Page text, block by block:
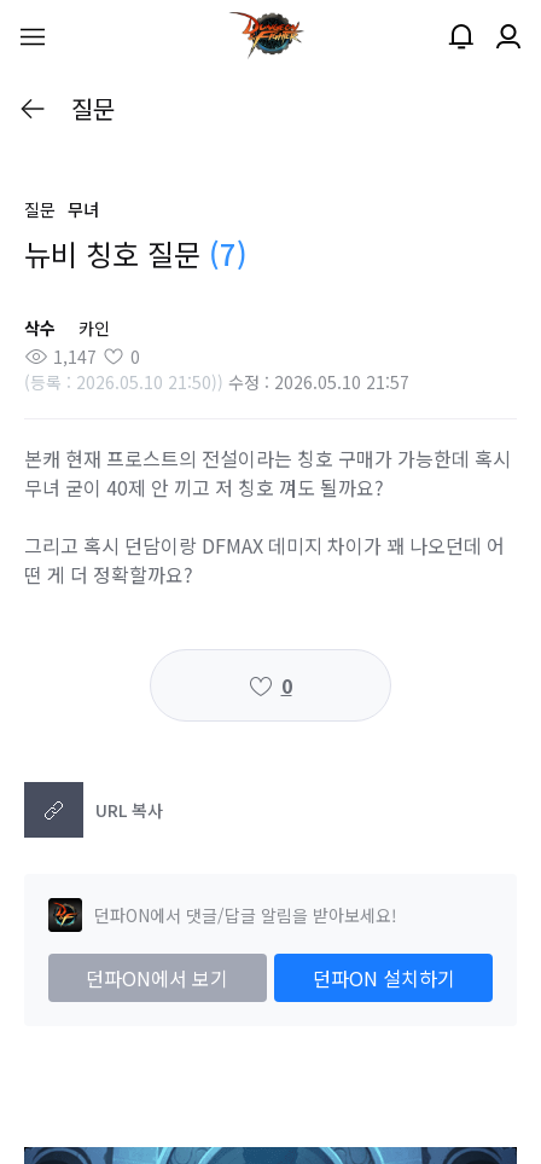
질문
질문 무녀
뉴비 칭호 질문 (7)
삭수
카인
1,147
0
(등록 : 2026.05.10 21:50)) 수정 : 2026.05.10 21:57
본캐 현재 프로스트의 전설이라는 칭호 구매가 가능한데 혹시
무녀 굳이 40제 안 끼고 저 칭호 껴도 될까요?
그리고 혹시 던담이랑 DFMAX 데미지 차이가 꽤 나오던데 어
떤 게 더 정확할까요?
0
URL 복사
던파ON에서 댓글/답글 알림을 받아보세요!
던파ON에서 보기 던파ON 설치하기